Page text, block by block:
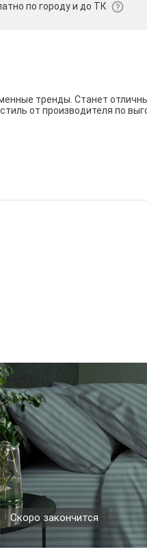
по городу и до ТК
тренды. Станет
от производителя по
Скоро закончится